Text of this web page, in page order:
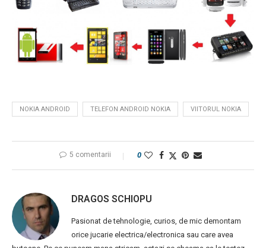
NOKIA ANDROID TELEFON ANDROID NOKIA VIITORUL NOKIA
5 comentarii 0
DRAGOS SCHIOPU
Pasionat de tehnologie, curios, de mic demontam
orice jucarie electrica/electronica sau care avea